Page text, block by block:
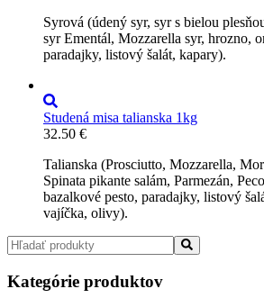
Syrová (údený syr, syr s bielou
syr Ementál, Mozzarella syr, hrozno,
paradajky, listový šalát, kapary).
Studená misa talianska 1kg
32.50 €
Talianska (Prosciutto, Mozzarella,
Spinata pikante salám, Parmezán,
bazalkové pesto, paradajky, listový
vajíčka, olivy).
Kategórie produktov